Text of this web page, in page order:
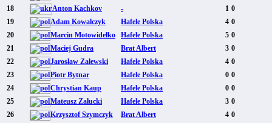
18
Anton Kachkov - 1 0
19
Adam Kowalczyk Hafele Polska 4 0
20
Marcin Motowidełko Hafele Polska 5 0
21
Maciej Gudra Brat Albert 3 0
22
Jarosław Zalewski Hafele Polska 4 0
23
Piotr Bytnar Hafele Polska 0 0
24
Chrystian Kaup Hafele Polska 0 0
25
Mateusz Załucki Hafele Polska 3 0
26
Krzysztof Szymczyk Brat Albert 4 0